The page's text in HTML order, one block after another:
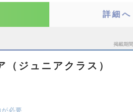
詳細へ
掲載期間
（ジュニアクラス）
が必要